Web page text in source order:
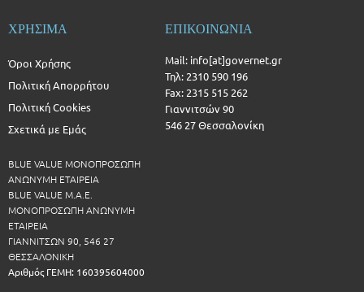
ΧΡΗΣΙΜΑ
Όροι Χρήσης
Πολιτική Απορρήτου
Πολιτική Cookies
Σχετικά με Εμάς
BLUE VALUE ΜΟΝΟΠΡΟΣΩΠΗ
ΑΝΩΝΥΜΗ ΕΤΑΙΡΕΙΑ
BLUE VALUE Μ.Α.Ε.
ΜΟΝΟΠΡΟΣΩΠΗ ΑΝΩΝΥΜΗ
ΕΤΑΙΡΕΙΑ
ΓΙΑΝΝΙΤΣΩΝ 90, 546 27
ΘΕΣΣΑΛΟΝΙΚΗ
Αριθμός ΓΕΜΗ: 160395604000
ΕΠΙΚΟΙΝΩΝΙΑ
Mail: info[at]governet.gr
Τηλ: 2310 590 196
Fax: 2315 515 262
Γιαννιτσών 90
546 27 Θεσσαλονίκη